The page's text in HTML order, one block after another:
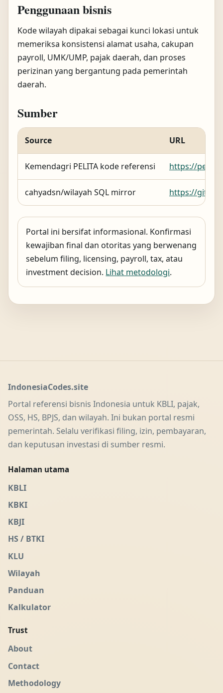
Penggunaan bisnis
Kode wilayah dipakai sebagai kunci lokasi untuk
memeriksa konsistensi alamat usaha, cakupan
payroll, UMK/UMP, pajak daerah, dan proses
perizinan yang bergantung pada pemerintah
daerah.
Sumber
Source URL
Kemendagri PELITA kode referensi https://
cahyadsn/wilayah SQL mirror https://
Portal ini bersifat informasional. Konfirmasi
kewajiban final dan otoritas yang berwenang
sebelum filing, licensing, payroll, tax, atau
investment decision. Lihat metodologi.
IndonesiaCodes.site
Portal referensi bisnis Indonesia untuk KBLI, pajak,
OSS, HS, BPJS, dan wilayah. Ini bukan portal resmi
pemerintah. Selalu verifikasi filing, izin, pembayaran,
dan keputusan investasi di sumber resmi.
Halaman utama
KBLI
KBKI
KBJI
HS / BTKI
KLU
Wilayah
Panduan
Kalkulator
Trust
About
Contact
Methodology